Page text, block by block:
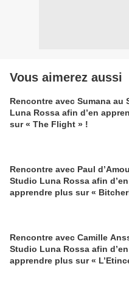
Vous aimerez aussi
Rencontre avec Sumana au
Luna Rossa afin d’en
sur « The Flight » !
Rencontre avec Paul
Studio Luna Rossa afin d’en
apprendre plus sur «
Rencontre avec Camille
Studio Luna Rossa afin d’en
apprendre plus sur «